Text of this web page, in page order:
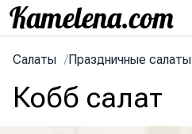
Салаты /Праздничные салаты
Кобб салат